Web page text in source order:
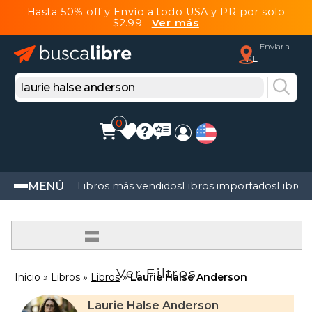
Hasta 50% off y Envío a todo USA y PR por solo
$2.99 Ver más
Enviar a
FL
0
MENÚ Libros más vendidosLibros importadosLibros
=
Ver Filtros
Inicio Libros Libros Laurie Halse Anderson
Laurie Halse Anderson